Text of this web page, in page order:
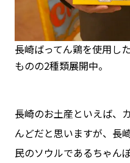
長崎ばってん鶏を使用し
ものの2種類展開中。
長崎のお土産といえば、
んどだと思いますが、長
民のソウルであるちゃん